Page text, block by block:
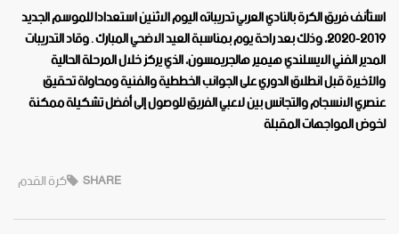
استأنف فريق الكرة بالنادي العربي تدريباته اليوم الاثنين استعدادا للموسم الجديد
٢٠١٩-٢٠٢٠، وذلك بعد راحة يوم بمناسبة العيد الاضحي المبارك . وقاد التدريبات
المدير الفني الايسلندي هيمير هالجريمسون، الذي يركز خلال المرحلة الحالية
والأخيرة قبل انطلاق الدوري على الجوانب الخططية والفنية ومحاولة تحقيق
عنصري الانسجام والتجانس بين لاعبي الفريق للوصول إلى أفضل تشكيلة ممكنة
لخوض المواجهات المقبلة
كرة القدم SHARE